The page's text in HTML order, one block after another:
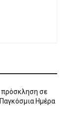
πρόσκληση σε
Ημέρα